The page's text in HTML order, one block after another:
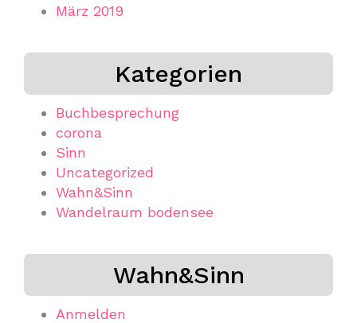
März 2019
Kategorien
Buchbesprechung
corona
Sinn
Uncategorized
Wahn&Sinn
Wandelraum bodensee
Wahn&Sinn
Anmelden